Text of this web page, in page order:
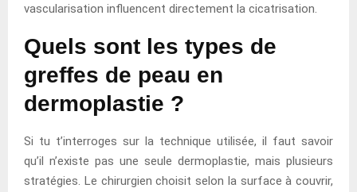
vascularisation influencent directement la cicatrisation.
Quels sont les types de
greffes de peau en
dermoplastie ?
Si tu t’interroges sur la technique utilisée, il faut savoir
qu’il n’existe pas une seule dermoplastie, mais plusieurs
stratégies. Le chirurgien choisit selon la surface à couvrir,